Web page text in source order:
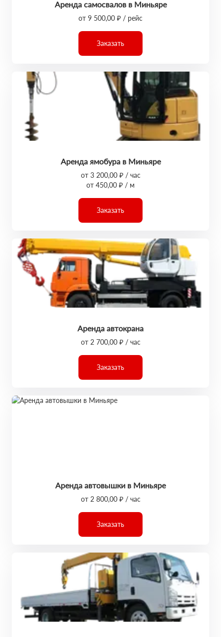
Аренда самосвалов в Миньяре
от 9 500,00 ₽ / рейс
Заказать
Аренда ямобура в Миньяре
от 3 200,00 ₽ / час
от 450,00 ₽ / м
Заказать
Аренда автокрана
от 2 700,00 ₽ / час
Заказать
Аренда автовышки в Миньяре
от 2 800,00 ₽ / час
Заказать